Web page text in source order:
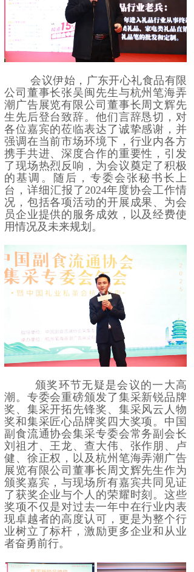
会议伊始，广东开心礼食品有限
公司董事长张吴闽先生与杭州笔海弄
潮广告展览有限公司董事长周文辉先
生先后登台致辞。他们言辞恳切，对
各位嘉宾的莅临表达了诚挚感谢，并
强调在当前市场环境下，行业内各方
携手共进、深度合作的重要性，引发
了现场热烈反响，为会议奠定了积极
的基调。随后，专委会张秘书长上
台，详细汇报了2024年度协会工作情
况，包括各项活动的开展成果、为会
员企业提供的服务成效，以及经费使
用情况及未来规划。
颁奖环节无疑是会议的一大高
潮。专委会重磅颁发了集采新锐品牌
奖、集采开拓先锋奖、集采风云人物
奖和集采匠心品牌奖四大奖项。中国
副食流通协会集采专委会常务副会长
刘祖才、王龙、查大伟、张作朋、卢
健、徐正权，以及杭州笔海弄潮广告
展览有限公司董事长周文辉先生作为
颁奖嘉宾，与现场所有嘉宾共同见证
了获奖企业与个人的荣耀时刻。这些
奖项不仅是对过去一年中在行业内表
现卓越者的高度认可，更是为整个行
业树立了标杆，激励更多企业和从业
者奋勇前行。